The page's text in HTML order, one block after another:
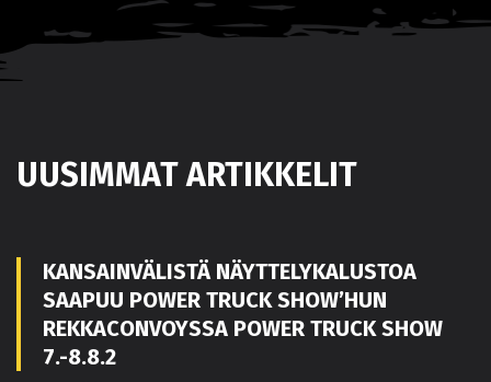
UUSIMMAT ARTIKKELIT
KANSAINVÄLISTÄ NÄYTTELYKALUSTOA
SAAPUU POWER TRUCK SHOW’HUN
REKKACONVOYSSA POWER TRUCK SHOW
7.-8.8.2